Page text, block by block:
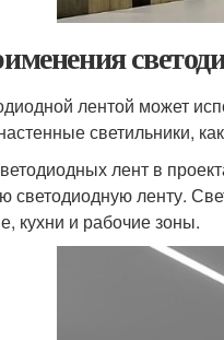
лентой может
светильники,
лент в
светодиодную ленту.
кухни и рабочие зоны.